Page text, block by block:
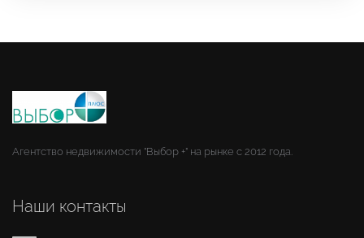
Агентство недвижимости "Выбор +" на рынке с 2012 года.
Наши контакты